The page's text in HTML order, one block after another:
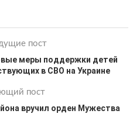
пост
меры поддержки детей
в СВО на Украине
пост
вручил орден Мужества